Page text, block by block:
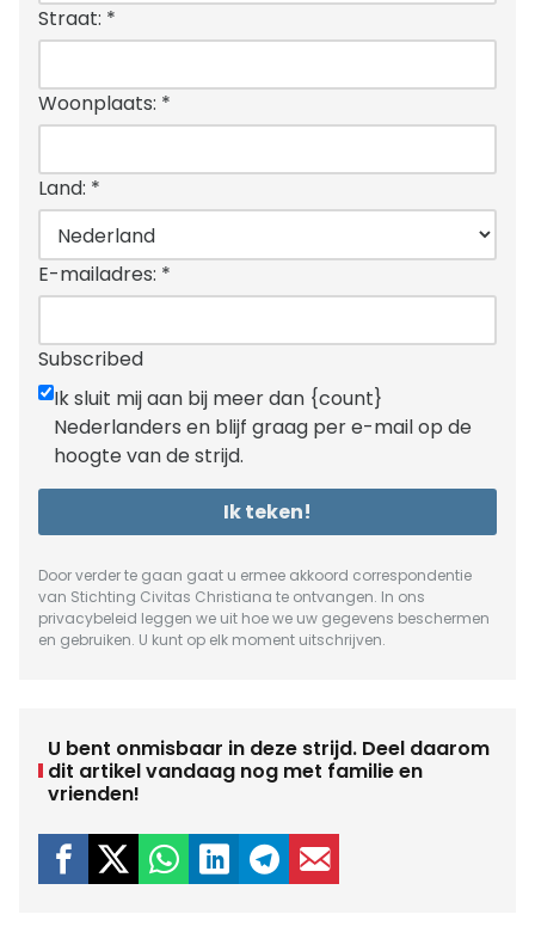
Straat: *
Woonplaats: *
Land: *
E-mailadres: *
Subscribed
Ik sluit mij aan bij meer dan {count}
Nederlanders en blijf graag per e-mail op de
hoogte van de strijd.
Ik teken!
Door verder te gaan gaat u ermee akkoord correspondentie
van Stichting Civitas Christiana te ontvangen. In ons
privacybeleid leggen we uit hoe we uw gegevens beschermen
en gebruiken. U kunt op elk moment uitschrijven.
U bent onmisbaar in deze strijd. Deel daarom
dit artikel vandaag nog met familie en
vrienden!